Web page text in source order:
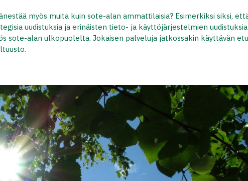
myös muita kuin sote-alan ammattilaisia? Esimerkiksi siksi,
uudistuksia ja erinäisten tieto- ja käyttöjärjestelmien
sote-alan ulkopuolelta. Jokaisen palveluja jatkossakin käyttävän